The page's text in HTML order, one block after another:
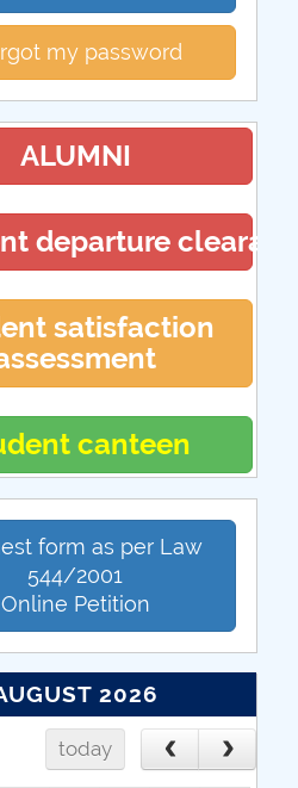
my password
ALUMNI
departure
satisfaction
canteen
form as per Law
544/2001
Online Petition
2026
today